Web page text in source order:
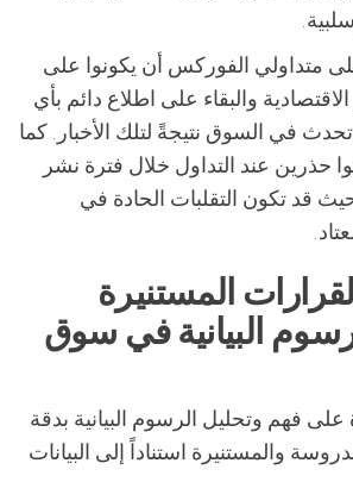
متداولي الفوركس أن يكونوا على
الاقتصادية والبقاء على اطلاع دائم بأي
في السوق نتيجةً لتلك الأخبار. كما
حذرين عند التداول خلال فترة نشر
حيث قد تكون التقلبات الحادة في
المستنيرة
البيانية في سوق
على فهم وتحليل الرسوم البيانية بدقة
والمستنيرة استناداً إلى البيانات